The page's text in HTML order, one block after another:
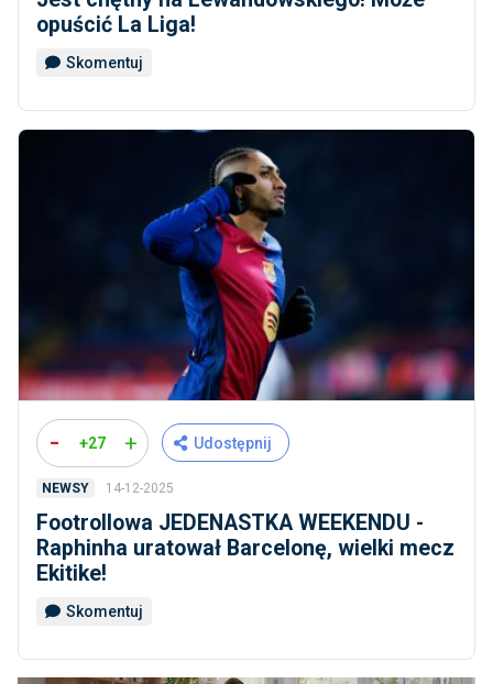
opuścić La Liga!
Skomentuj
- +27 + Udostępnij
NEWSY 14-12-2025
Footrollowa JEDENASTKA WEEKENDU -
Raphinha uratował Barcelonę, wielki mecz
Ekitike!
Skomentuj